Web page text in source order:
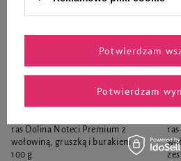
ras Dolina Noteci Premium z
wołowiną, gruszką i burakiem
100 g
Potwierdzam
Potwierdzam